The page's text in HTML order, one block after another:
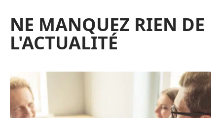
NE MANQUEZ RIEN DE
L'ACTUALITÉ